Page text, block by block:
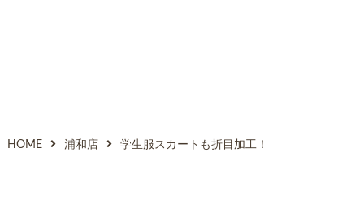
HOME 浦和店 学生服スカートも折目加工！